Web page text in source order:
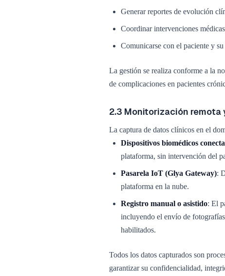
Generar reportes de evolución
Coordinar intervenciones
Comunicarse con el paciente y
La gestión se realiza conforme a la
de complicaciones en pacientes
2.3 Monitorización
La captura de datos clínicos en el
Dispositivos biomédicos
plataforma, sin intervención del
Pasarela IoT (Glya Gateway):
plataforma en la nube.
Registro manual o asistido: El
incluyendo el envío de
habilitados.
Todos los datos capturados son
garantizar su confidencialidad,